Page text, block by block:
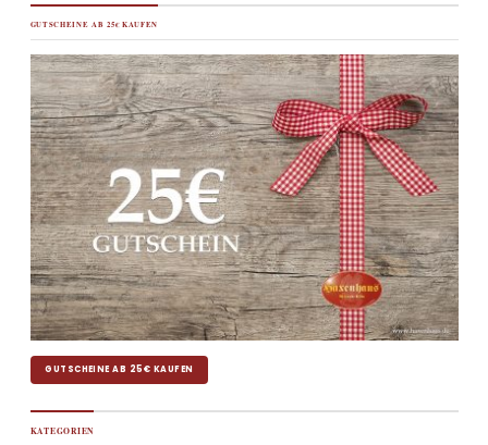
GUTSCHEINE AB 25€ KAUFEN
GUTSCHEINE AB 25€ KAUFEN
KATEGORIEN